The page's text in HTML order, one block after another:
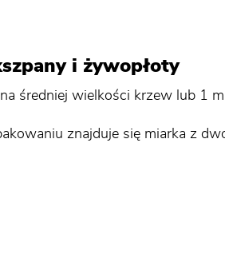
i żywopłoty
średniej wielkości krzew lub 1
znajduje się miarka z